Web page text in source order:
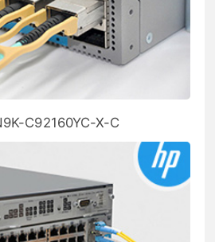
C92160YC-X-C